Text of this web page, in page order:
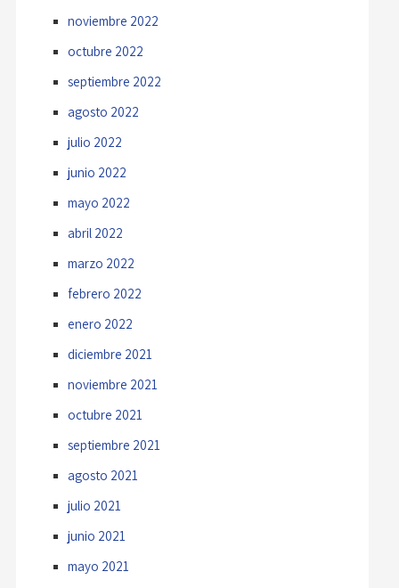
noviembre 2022
octubre 2022
septiembre 2022
agosto 2022
julio 2022
junio 2022
mayo 2022
abril 2022
marzo 2022
febrero 2022
enero 2022
diciembre 2021
noviembre 2021
octubre 2021
septiembre 2021
agosto 2021
julio 2021
junio 2021
mayo 2021